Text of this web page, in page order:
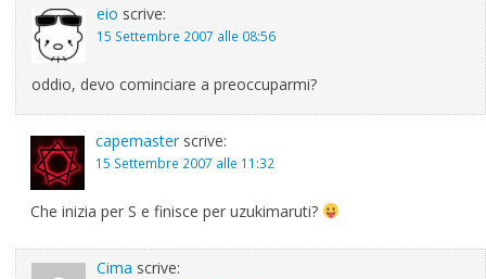
eio scrive:
15 Settembre 2007 alle 08:56
oddio, devo cominciare a preoccuparmi?
capemasterscrive:
15 Settembre 2007 alle 11:32
Che inizia per S e finisce per uzukimaruti?
Cima scrive: